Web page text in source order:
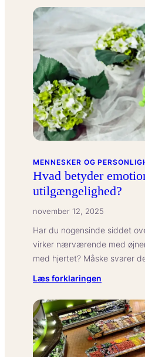
som
MENNESKER OG
Hvad betyder
utilgængelighed?
november 12, 2025
Har du nogensinde siddet
virker nærværende med
med hjertet? Måske svarer
Læs forklaringen
betyder
emotionel